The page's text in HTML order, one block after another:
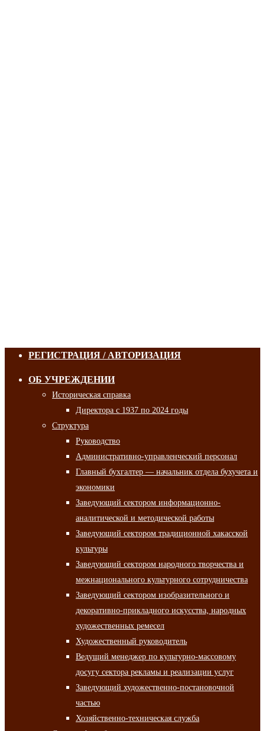
РЕГИСТРАЦИЯ / АВТОРИЗАЦИЯ
ОБ УЧРЕЖДЕНИИ
Историческая справка
Директора с 1937 по 2024 годы
Структура
Руководство
Административно-управленческий персонал
Главный бухгалтер — начальник отдела бухучета и
экономики
Заведующий сектором информационно-
аналитической и методической работы
Заведующий сектором традиционной хакасской
культуры
Заведующий сектором народного творчества и
межнационального культурного сотрудничества
Заведующий сектором изобразительного и
декоративно-прикладного искусства, народных
художественных ремесел
Художественный руководитель
Ведущий менеджер по культурно-массовому
досугу сектора рекламы и реализации услуг
Заведующий художественно-постановочной
частью
Хозяйственно-техническая служба